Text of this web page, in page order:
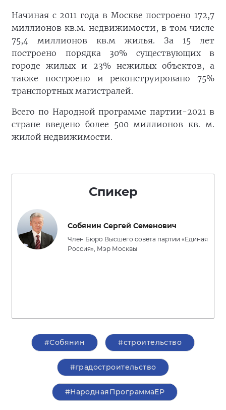
Начиная с 2011 года в Москве построено 172,7
миллионов кв.м. недвижимости, в том числе
75,4 миллионов кв.м жилья. За 15 лет
построено порядка 30% существующих в
городе жилых и 23% нежилых объектов, а
также построено и реконструировано 75%
транспортных магистралей.
Всего по Народной программе партии-2021 в
стране введено более 500 миллионов кв. м.
жилой недвижимости.
Спикер
Собянин Сергей Семенович
Член Бюро Высшего совета партии «Единая
Россия», Мэр Москвы
#Собянин #строительство
#градостроительство
#НароднаяПрограммаЕР